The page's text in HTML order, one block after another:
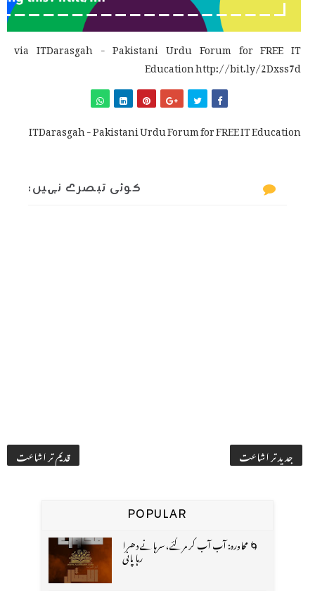
via ITDarasgah - Pakistani Urdu Forum for FREE IT
Education http://bit.ly/2Dxss7d
ITDarasgah - Pakistani Urdu Forum for FREE IT Education
کوئی تبصرے نہیں:
جدید تر اشاعت قدیم تر اشاعت
POPULAR
🌀 محاورہ: آب آب کر مر گئے، سرہانے دھرا
رہا پانی